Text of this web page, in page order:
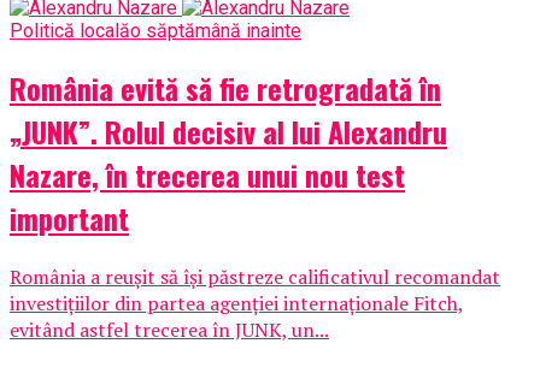
Politică localăo săptămână inainte
România evită să fie retrogradată în
„JUNK”. Rolul decisiv al lui Alexandru
Nazare, în trecerea unui nou test
important
România a reușit să își păstreze calificativul recomandat
investițiilor din partea agenției internaționale Fitch,
evitând astfel trecerea în JUNK, un...